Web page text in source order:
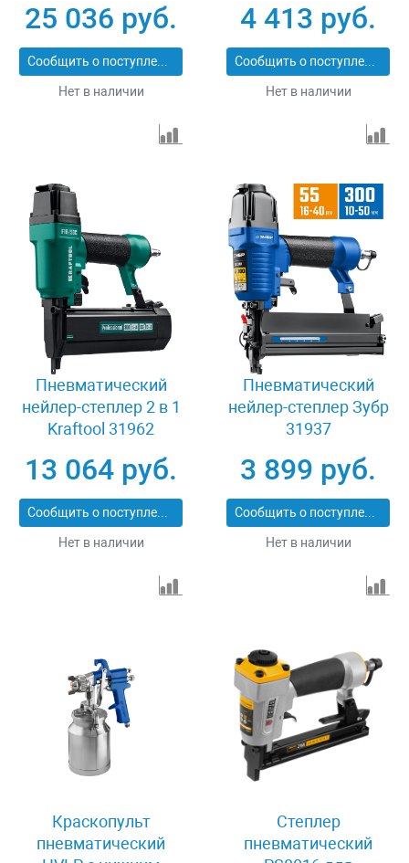
57490
25 036 руб.
Сообщить о поступлении
Нет в наличии
длина 13-40 мм Matrix
57426
4 413 руб.
Сообщить о поступлении
Нет в наличии
Пневматический
нейлер-степлер 2 в 1
Kraftool 31962
13 064 руб.
Сообщить о поступлении
Нет в наличии
Пневматический
нейлер-степлер Зубр
31937
3 899 руб.
Сообщить о поступлении
Нет в наличии
Краскопульт
пневматический
Степлер
пневматический